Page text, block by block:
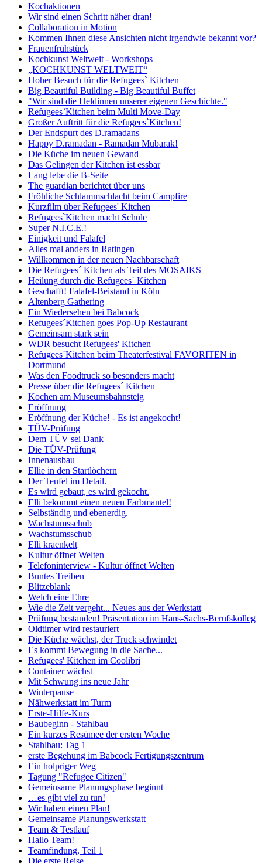
Kochaktionen
Wir sind einen Schritt näher dran!
Collaboration in Motion
Kommen Ihnen diese Ansichten nicht irgendwie bekannt vor?
Frauenfrühstück
Kochkunst Weltweit - Workshops
„KOCHKUNST WELTWEIT“
Hoher Besuch für die Refugees` Kitchen
Big Beautiful Building - Big Beautiful Buffet
"Wir sind die Heldinnen unserer eigenen Geschichte."
Refugees`Kitchen beim Multi Move-Day
Großer Auftritt für die Refugees`Kitchen!
Der Endspurt des D.ramadans
Happy D.ramadan - Ramadan Mubarak!
Die Küche im neuen Gewand
Das Gelingen der Kitchen ist essbar
Lang lebe die B-Seite
The guardian berichtet über uns
Fröhliche Schlammschlacht beim Campfire
Kurzfilm über Refugees' Kitchen
Refugees`Kitchen macht Schule
Super N.I.C.E.!
Einigkeit und Falafel
Alles mal anders in Ratingen
Willkommen in der neuen Nachbarschaft
Die Refugees´ Kitchen als Teil des MOSAIKS
Heilung durch die Refugees´ Kitchen
Geschafft! Falafel-Beistand in Köln
Altenberg Gathering
Ein Wiedersehen bei Babcock
Refugees´Kitchen goes Pop-Up Restaurant
Gemeinsam stark sein
WDR besucht Refugees' Kitchen
Refugees´Kitchen beim Theaterfestival FAVORITEN in
Dortmund
Was den Foodtruck so besonders macht
Presse über die Refugees´ Kitchen
Kochen am Museumsbahnsteig
Eröffnung
Eröffnung der Küche! - Es ist angekocht!
TÜV-Prüfung
Dem TÜV sei Dank
Die TÜV-Prüfung
Innenausbau
Ellie in den Startlöchern
Der Teufel im Detail.
Es wird gebaut, es wird gekocht.
Elli bekommt einen neuen Farbmantel!
Selbständig und ebenerdig.
Wachstumsschub
Wachstumsschub
Elli kraenkelt
Kultur öffnet Welten
Telefoninterview - Kultur öffnet Welten
Buntes Treiben
Blitzeblank
Welch eine Ehre
Wie die Zeit vergeht... Neues aus der Werkstatt
Prüfung bestanden! Präsentation im Hans-Sachs-Berufskolleg
Oldtimer wird restauriert
Die Küche wächst, der Truck schwindet
Es kommt Bewegung in die Sache...
Refugees' Kitchen im Coolibri
Container wächst
Mit Schwung ins neue Jahr
Winterpause
Nähwerkstatt im Turm
Erste-Hilfe-Kurs
Baubeginn - Stahlbau
Ein kurzes Resümee der ersten Woche
Stahlbau: Tag 1
erste Begehung im Babcock Fertigungszentrum
Ein holpriger Weg
Tagung "Refugee Citizen"
Gemeinsame Planungsphase beginnt
…es gibt viel zu tun!
Wir haben einen Plan!
Gemeinsame Planungswerkstatt
Team & Testlauf
Hallo Team!
Teamfindung, Teil 1
Die erste Reise